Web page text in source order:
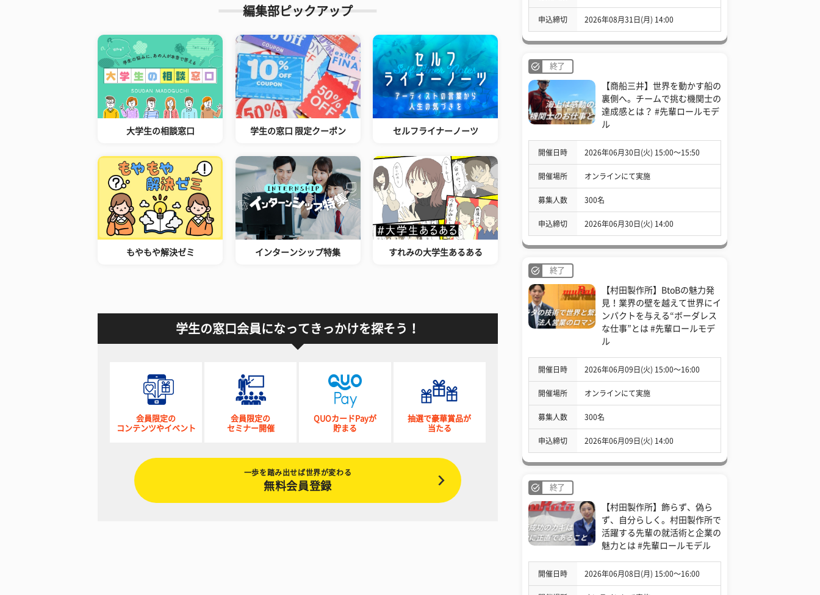
編集部ピックアップ
大学生の相談窓口 学生の窓口 限定クーポン セルフライナーノーツ
もやもや解決ゼミ インターンシップ特集 すれみの大学生あるある
学生の窓口会員になってきっかけを探そう！
会員限定の
コンテンツやイベント
会員限定の
セミナー開催
QUOカードPayが
貯まる
抽選で豪華賞品が
当たる
一歩を踏み出せば世界が変わる
無料会員登録
申込締切 2026年08月31日(月) 14:00
終了
【商船三井】世界を動かす船の
裏側へ。チームで挑む機関士の
達成感とは？ #先輩ロールモデ
ル
開催日時 2026年06月30日(火) 15:00〜15:50
開催場所 オンラインにて実施
募集人数 300名
申込締切 2026年06月30日(火) 14:00
終了
【村田製作所】BtoBの魅力発
見！業界の壁を越えて世界にイ
ンパクトを与える“ボーダレス
な仕事”とは #先輩ロールモデ
ル
開催日時 2026年06月09日(火) 15:00〜16:00
開催場所 オンラインにて実施
募集人数 300名
申込締切 2026年06月09日(火) 14:00
終了
【村田製作所】飾らず、偽ら
ず、自分らしく。村田製作所で
活躍する先輩の就活術と企業の
魅力とは #先輩ロールモデル
開催日時 2026年06月08日(月) 15:00〜16:00